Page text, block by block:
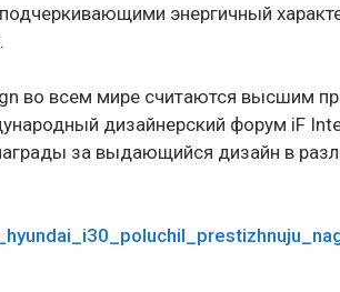
энергичный
во всем мире считаются высшим
дизайнерский форум iF
за выдающийся дизайн в